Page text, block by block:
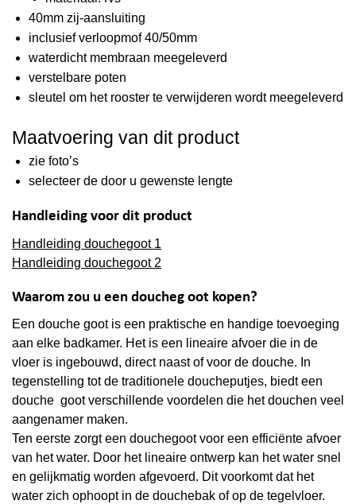
40mm zij-aansluiting
inclusief verloopmof 40/50mm
waterdicht membraan meegeleverd
verstelbare poten
sleutel om het rooster te verwijderen wordt meegeleverd
Maatvoering van dit product
zie foto’s
selecteer de door u gewenste lengte
Handleiding voor dit product
Handleiding douchegoot 1
Handleiding douchegoot 2
Waarom zou u een doucheg oot kopen?
Een douche goot is een praktische en handige toevoeging
aan elke badkamer. Het is een lineaire afvoer die in de
vloer is ingebouwd, direct naast of voor de douche. In
tegenstelling tot de traditionele doucheputjes, biedt een
douche goot verschillende voordelen die het douchen veel
aangenamer maken.
Ten eerste zorgt een douchegoot voor een efficiënte afvoer
van het water. Door het lineaire ontwerp kan het water snel
en gelijkmatig worden afgevoerd. Dit voorkomt dat het
water zich ophoopt in de douchebak of op de tegelvloer.